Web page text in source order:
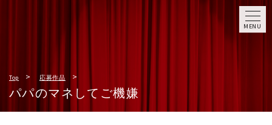
MENU
Top 応募作品
パパのマネしてご機嫌